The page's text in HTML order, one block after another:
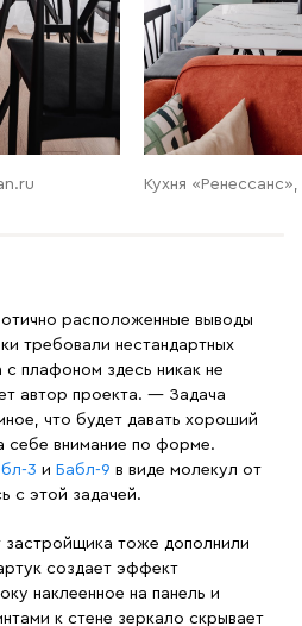
Кухня
расположенные выводы
требовали нестандартных
плафоном здесь никак не
автор проекта. — Задача
что будет давать хороший
себе внимание по форме.
3 и Бабл-9 в виде молекул от
с этой задачей.
застройщика тоже дополнили
создает эффект
наклеенное на панель и
к стене зеркало скрывает